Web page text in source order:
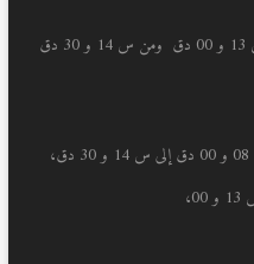
من س 08 و 00 دق إلى س 13 و 00 دق ومن س 14 و 30 دق